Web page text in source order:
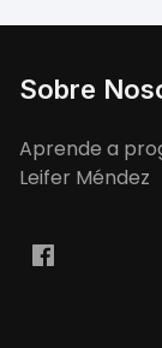
Sobre
Aprende a
Leifer Méndez